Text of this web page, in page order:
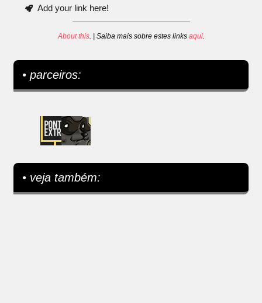
Add your link here!
About this. | Saiba mais sobre estes links aqui.
• parceiros:
• veja também: